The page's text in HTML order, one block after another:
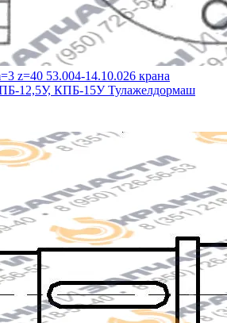
z=40 53.004-14.10.026 крана
12,5У, КПБ-15У Тулажелдормаш